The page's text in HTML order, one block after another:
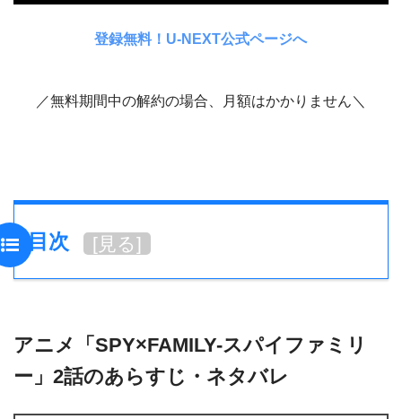
登録無料！U-NEXT公式ページへ
／無料期間中の解約の場合、月額はかかりません＼
目次 [見る]
アニメ「SPY×FAMILY-スパイファミリ
ー」2話のあらすじ・ネタバレ